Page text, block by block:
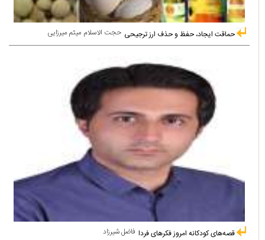
حجت الاسلام میثم میرزایی حماقت ایجاد، حفظ و حذف ارز ترجیحی
فاضل شیرزاد قصه‌های کودکانه امروز فکرهای فردا